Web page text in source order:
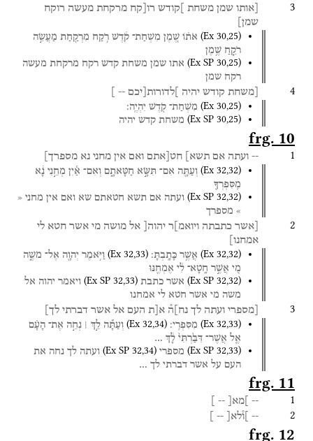
3 [אותו שמן משחת ]קודש רו[קח מרקחת מעשה רוקח
שמן]
(Ex 30,25) אֹת֗וֹ שֶׁ֚מֶן מִשְׁחַת־ קֹ֔דֶשׁ רֹ֥קַח מִרְקַ֖חַת מַעֲשֵׂ֣ה
רֹקֵ֑חַ שֶׁ֥מֶן
(Ex SP 30,25) אתו שמן משחת קדש רקח מרקחת מעשה
רקח שמן
4 [משחת קודש יהיה ]לדורות[יכם --
(Ex 30,25) מִשְׁחַת־ קֹ֖דֶשׁ יִהְיֶֽה׃
(Ex SP 30,25) משחת קדש יהיה
frg. 10
1
-- ועתה אם תשא] חט[אתם ואם אין מחני נא מספרך]
(Ex 32,32) וְעַתָּ֖ה אִם־ תִּשָּׂ֣א חַטָּאתָ֑ם וְאִם־ אַ֕יִן מְחֵ֣נִי נָ֔א
מִֽסִּפְרְךָ֖
(Ex SP 32,32) ועתה אם תשא חטאתם שא ואם אין מחני «
» מספרך
2 [אשר כתבתה ויואמ]ר יהוה[ אל מושה מי אשר חטא לי
אמחנו]
(Ex 32,32) אֲשֶׁ֥ר כָּתָֽבְתָּ׃ (Ex 32,33) וַיֹּ֥אמֶר יְהוָ֖ה אֶל־ מֹשֶׁ֑ה
מִ֚י אֲשֶׁ֣ר חָֽטָא־ לִ֔י אֶמְחֶ֖נּוּ
(Ex SP 32,32) אשר כתבת (Ex SP 32,33) ויאמר יהוה אל
משה מי אשר חטא לי אמחנו
3 [מספרי ועתה לך נח]ה֯ א[ת העם אל אשר דברתי לך]
(Ex 32,33) מִסִּפְרִֽי׃ (Ex 32,34) וְעַתָּ֞ה לֵ֣ךְ ׀ נְחֵ֣ה אֶת־ הָעָ֗ם
אֶ֤ל אֲשֶׁר־ דִּבַּ֙רְתִּי֙ לָ֔ךְ …
(Ex SP 32,33) מספרי (Ex SP 32,34) ועתה לך נחה את
העם על אשר דברתי לך …
frg. 11
1
-- ]מא[ --
2
-- ]ו֯לא[ --
frg. 12